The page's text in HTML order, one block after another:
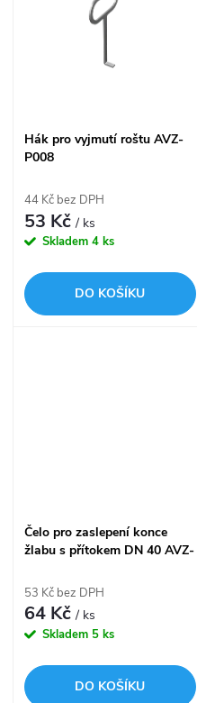
Hák pro vyjmutí roštu AVZ-
P008
44 Kč bez DPH
53 Kč/ ks
Skladem 4 ks
DO KOŠÍKU
Čelo pro zaslepení konce
žlabu s přítokem DN 40 AVZ-
53 Kč bez DPH
64 Kč/ ks
Skladem 5 ks
DO KOŠÍKU